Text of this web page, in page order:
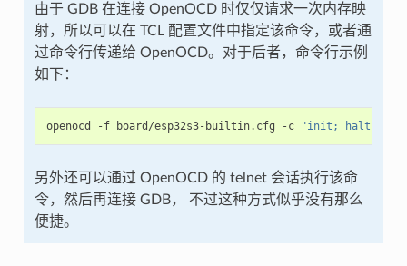
由于 GDB 在连接 OpenOCD 时仅仅请求一次内存映
射，所以可以在 TCL 配置文件中指定该命令，或者通
过命令行传递给 OpenOCD。对于后者，命令行示例
如下：
openocd -f board/esp32s3-builtin.cfg -c "init; halt; esp
另外还可以通过 OpenOCD 的 telnet 会话执行该命
令，然后再连接 GDB， 不过这种方式似乎没有那么
便捷。